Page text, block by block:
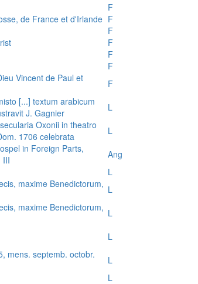
F
de France et d'Irlande F
F
F
F
F
Vincent de Paul et
F
[...] textum arabicum
J. Gagnier
L
Oxonii in theatro
1706 celebrata
L
in Foreign Parts,
III
Ang
L
maxime Benedictorum, L
maxime Benedictorum, L
L
mens. septemb. octobr.
L
L